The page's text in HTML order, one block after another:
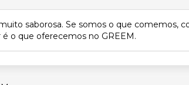
saborosa. Se somos o que comemos,
o que oferecemos no GREEM.